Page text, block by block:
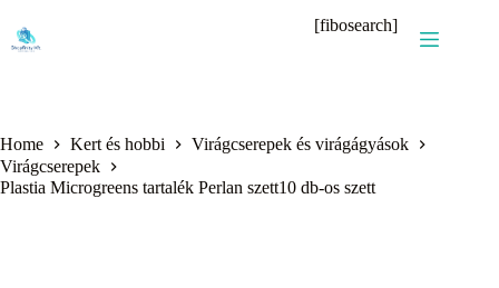
content
[fibosearch]
Home Kert és hobbi
Virágcserepek és virágágyások
Virágcserepek
Plastia Microgreens tartalék Perlan szett10 db-os szett